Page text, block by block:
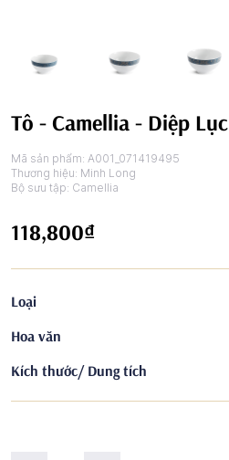
Tô - Camellia - Diệp Lục
Mã sản phẩm: A001_071419495
Thương hiệu: Minh Long
Bộ sưu tập: Camellia
118,800₫
Loại
Hoa văn
Kích thước/ Dung tích